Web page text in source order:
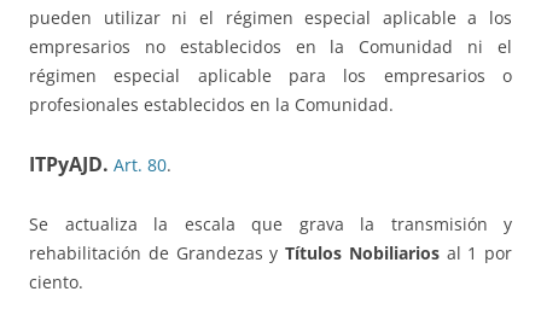
pueden utilizar ni el régimen especial aplicable a los
empresarios no establecidos en la Comunidad ni el
régimen especial aplicable para los empresarios o
profesionales establecidos en la Comunidad.
ITPyAJD. Art. 80.
Se actualiza la escala que grava la transmisión y
rehabilitación de Grandezas y Títulos Nobiliariosal 1 por
ciento.